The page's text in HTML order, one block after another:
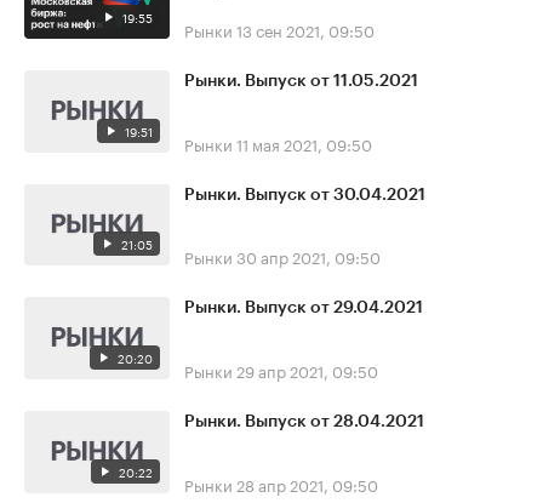
19:55 Рынки 13 сен 2021, 09:50
19:51
Рынки. Выпуск от 11.05.2021
Рынки 11 мая 2021, 09:50
21:05
Рынки. Выпуск от 30.04.2021
Рынки 30 апр 2021, 09:50
20:20
Рынки. Выпуск от 29.04.2021
Рынки 29 апр 2021, 09:50
20:22
Рынки. Выпуск от 28.04.2021
Рынки 28 апр 2021, 09:50